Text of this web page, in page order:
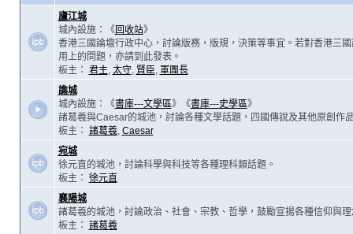
廬江城
城內設施：《回收站》
香港三國論壇行政中心，討論版務，版規，決策等事宜。若對香港三
用上的問題，亦請到此發表。
板主： 君主, 太守, 賢臣, 軍團長
譙城
城內設施：《書庫---文學區》《書庫---史學區》
諸葛羲與Caesar的城池，討論各種文學話題，四國傳說及其他原創作
板主： 諸葛羲, Caesar
宛城
徐元直的城池，討論科學與科技等各種理科類話題。
板主： 徐元直
襄陽城
諸葛羲的城池，討論政治、社會、宗教、哲學，鼓勵宣揚各種信仰與理
板主： 諸葛羲